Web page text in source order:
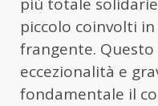
più totale
piccolo coinvolti
frangente.
eccezionalità e
fondamentale il